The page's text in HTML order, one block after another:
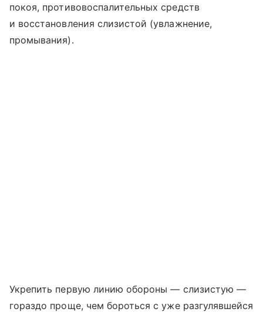
покоя, противовоспалительных средств
и восстановления слизистой (увлажнение,
промывания).
Укрепить первую линию обороны — слизистую —
гораздо проще, чем бороться с уже разгулявшейся